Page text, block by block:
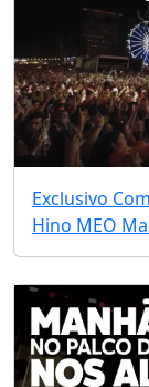
Exclusivo
Hino MEO